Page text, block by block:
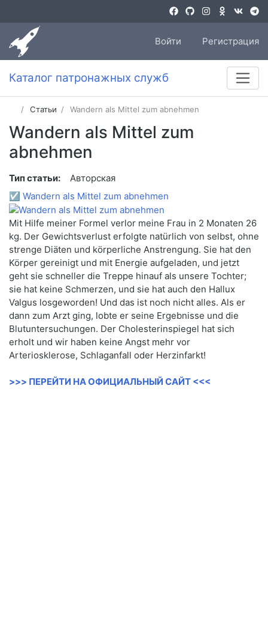
Войти Регистрация
Каталог патронажных служб
Статьи Wandern als Mittel zum abnehmen
Wandern als Mittel zum
abnehmen
Тип статьи:
Авторская
☑ Wandern als Mittel zum abnehmen
Mit Hilfe meiner Formel verlor meine Frau in 2 Monaten 26
kg. Der Gewichtsverlust erfolgte natürlich von selbst, ohne
strenge Diäten und körperliche Anstrengung. Sie hat den
Körper gereinigt und mit Energie aufgeladen, und jetzt
geht sie schneller die Treppe hinauf als unsere Tochter;
sie hat keine Schmerzen, und sie hat auch den Hallux
Valgus losgeworden! Und das ist noch nicht alles. Als er
dann zum Arzt ging, lobte er seine Ergebnisse und die
Blutuntersuchungen. Der Cholesterinspiegel hat sich
erholt und wir haben keine Angst mehr vor
Arteriosklerose, Schlaganfall oder Herzinfarkt!
>>> ПЕРЕЙТИ НА ОФИЦИАЛЬНЫЙ САЙТ <<<